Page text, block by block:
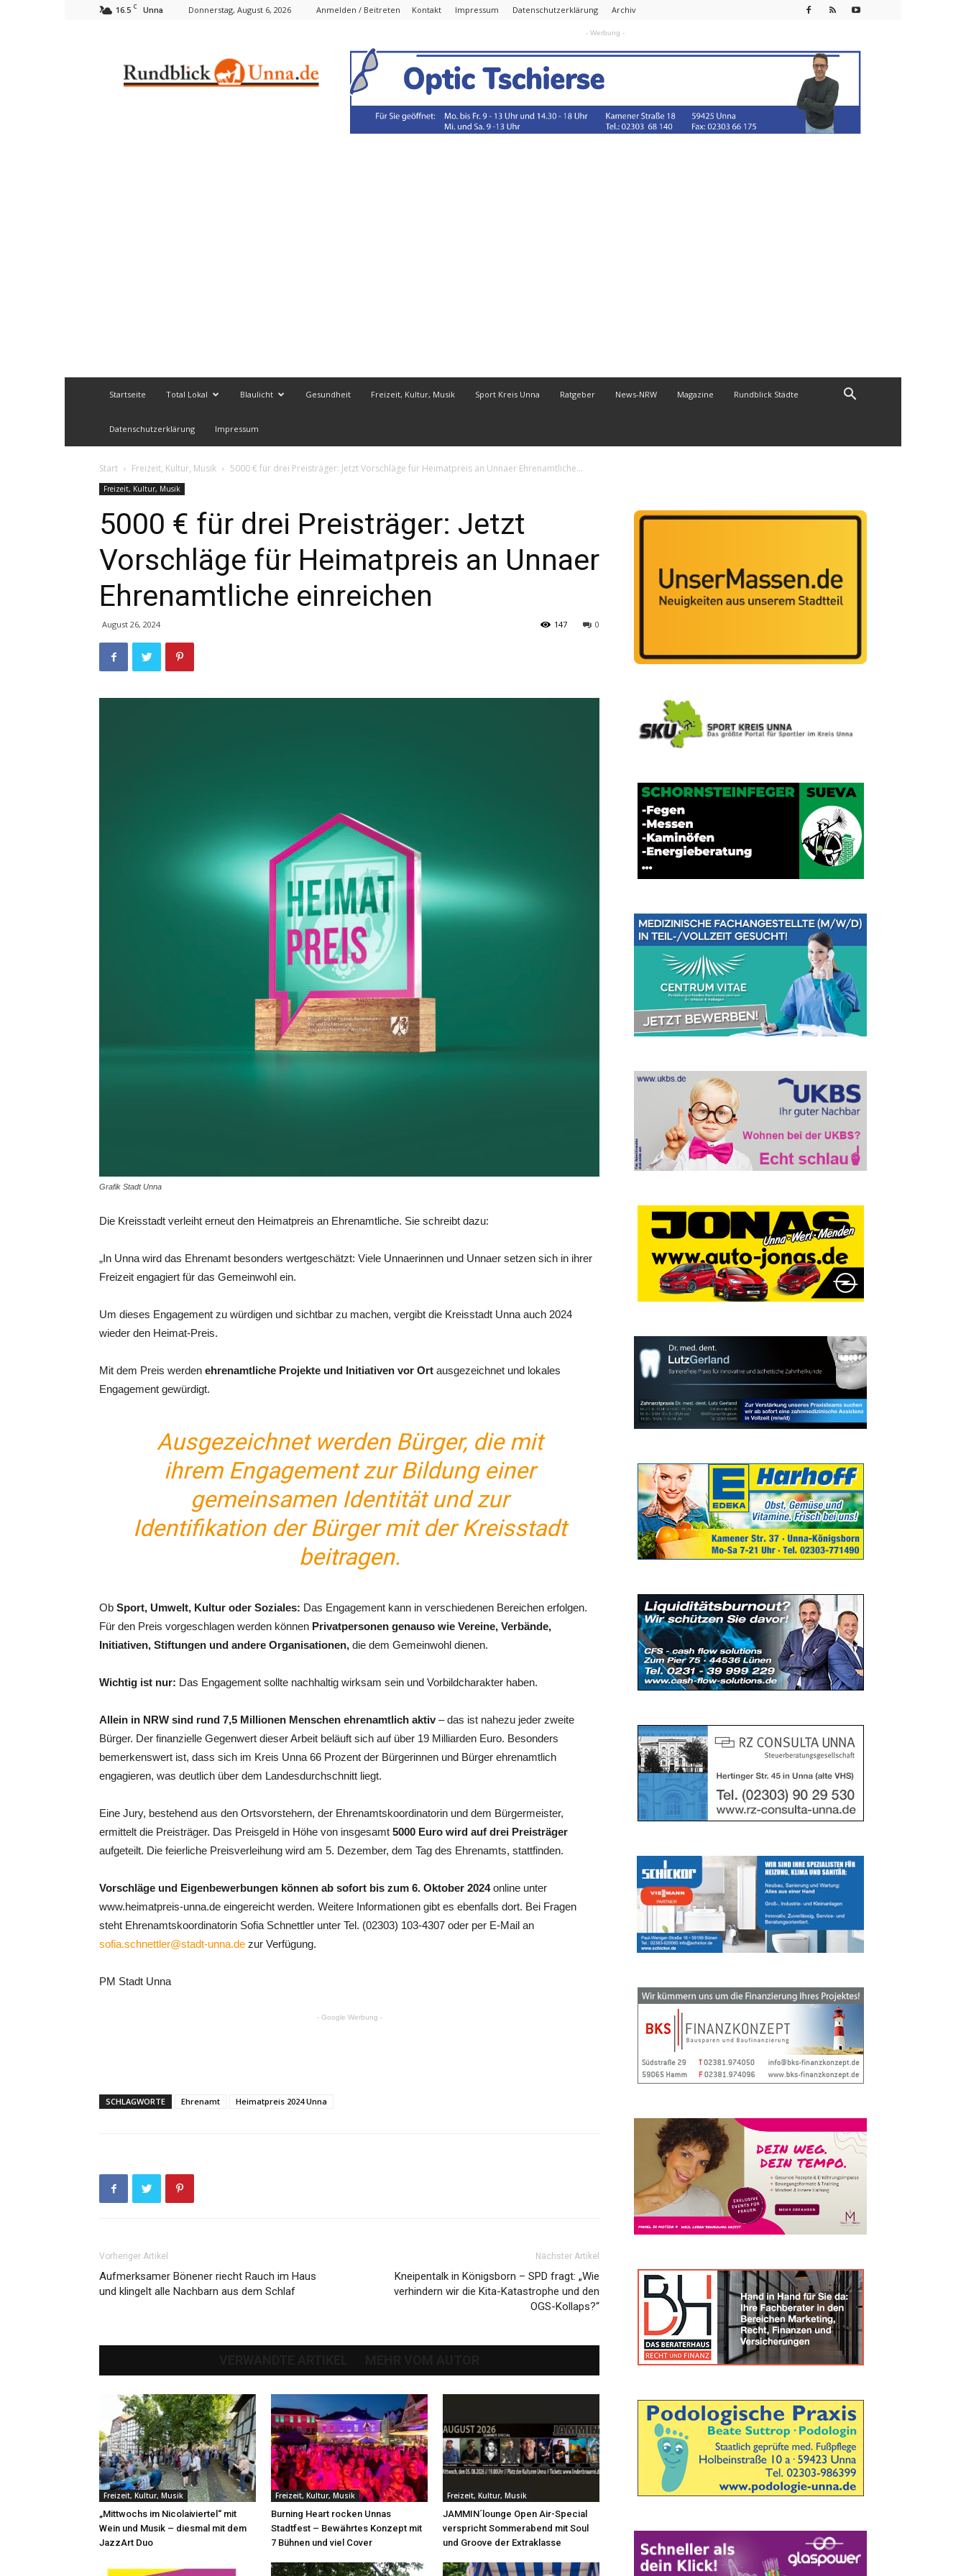
16.5 C Unna Donnerstag, August 6, 2026 Anmelden / Beitreten Kontakt Impressum Datenschutzerklärung Archiv
- Werbung -
Startseite Total Lokal Blaulicht Gesundheit Freizeit, Kultur, Musik Sport Kreis Unna Ratgeber News-NRW Magazine Rundblick Städte
Datenschutzerklärung Impressum
Start Freizeit, Kultur, Musik 5000 € für drei Preisträger: Jetzt Vorschläge für Heimatpreis an Unnaer Ehrenamtliche...
Freizeit, Kultur, Musik
5000 € für drei Preisträger: Jetzt
Vorschläge für Heimatpreis an Unnaer
Ehrenamtliche einreichen
August 26, 2024 0
147
Grafik Stadt Unna
Die Kreisstadt verleiht erneut den Heimatpreis an Ehrenamtliche. Sie schreibt dazu:
„In Unna wird das Ehrenamt besonders wertgeschätzt: Viele Unnaerinnen und Unnaer setzen sich in ihrer
Freizeit engagiert für das Gemeinwohl ein.
Um dieses Engagement zu würdigen und sichtbar zu machen, vergibt die Kreisstadt Unna auch 2024
wieder den Heimat-Preis.
Mit dem Preis werden ehrenamtliche Projekte und Initiativen vor Ort ausgezeichnet und lokales
Engagement gewürdigt.
Ausgezeichnet werden Bürger, die mit
ihrem Engagement zur Bildung einer
gemeinsamen Identität und zur
Identifikation der Bürger mit der Kreisstadt
beitragen.
Ob Sport, Umwelt, Kultur oder Soziales: Das Engagement kann in verschiedenen Bereichen erfolgen.
Für den Preis vorgeschlagen werden können Privatpersonen genauso wie Vereine, Verbände,
Initiativen, Stiftungen und andere Organisationen, die dem Gemeinwohl dienen.
Wichtig ist nur: Das Engagement sollte nachhaltig wirksam sein und Vorbildcharakter haben.
Allein in NRW sind rund 7,5 Millionen Menschen ehrenamtlich aktiv– das ist nahezu jeder zweite
Bürger. Der finanzielle Gegenwert dieser Arbeit beläuft sich auf über 19 Milliarden Euro. Besonders
bemerkenswert ist, dass sich im Kreis Unna 66 Prozent der Bürgerinnen und Bürger ehrenamtlich
engagieren, was deutlich über dem Landesdurchschnitt liegt.
Eine Jury, bestehend aus den Ortsvorstehern, der Ehrenamtskoordinatorin und dem Bürgermeister,
ermittelt die Preisträger. Das Preisgeld in Höhe von insgesamt 5000 Euro wird auf drei Preisträger
aufgeteilt. Die feierliche Preisverleihung wird am 5. Dezember, dem Tag des Ehrenamts, stattfinden.
Vorschläge und Eigenbewerbungen können ab sofort bis zum 6. Oktober 2024online unter
www.heimatpreis-unna.de eingereicht werden. Weitere Informationen gibt es ebenfalls dort. Bei Fragen
steht Ehrenamtskoordinatorin Sofia Schnettler unter Tel. (02303) 103-4307 oder per E-Mail an
sofia.schnettler@stadt-unna.de zur Verfügung.
PM Stadt Unna
- Google Werbung -
SCHLAGWORTE Ehrenamt Heimatpreis 2024 Unna
Vorheriger Artikel
Aufmerksamer Bönener riecht Rauch im Haus
und klingelt alle Nachbarn aus dem Schlaf
Nächster Artikel
Kneipentalk in Königsborn – SPD fragt: „Wie
verhindern wir die Kita-Katastrophe und den
OGS-Kollaps?“
Freizeit, Kultur, Musik
„Mittwochs im Nicolaiviertel“ mit
Wein und Musik – diesmal mit dem
JazzArt Duo
Freizeit, Kultur, Musik
Burning Heart rocken Unnas
Stadtfest – Bewährtes Konzept mit
7 Bühnen und viel Cover
Freizeit, Kultur, Musik
JAMMIN´lounge Open Air-Special
verspricht Sommerabend mit Soul
und Groove der Extraklasse